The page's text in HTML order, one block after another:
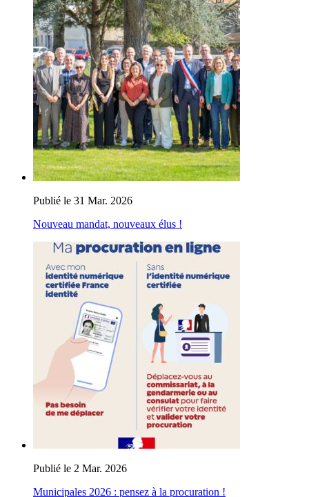
Publié le 31 Mar. 2026
Nouveau mandat, nouveaux élus !
Publié le 2 Mar. 2026
Municipales 2026 : pensez à la procuration !